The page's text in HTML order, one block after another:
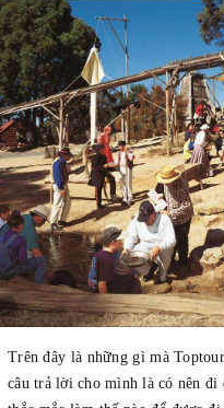
Trên đây là những gì mà
câu trả lời cho mình là có nên đi